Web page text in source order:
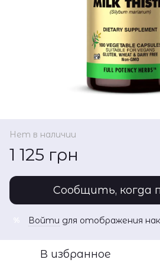
Нет в наличии
1 125 грн
Сообщить, когда
Войти для отображения
В избранное